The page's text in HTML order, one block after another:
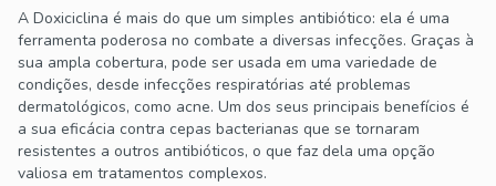
A Doxiciclina é mais do que um simples antibiótico: ela é uma
ferramenta poderosa no combate a diversas infecções. Graças à
sua ampla cobertura, pode ser usada em uma variedade de
condições, desde infecções respiratórias até problemas
dermatológicos, como acne. Um dos seus principais benefícios é
a sua eficácia contra cepas bacterianas que se tornaram
resistentes a outros antibióticos, o que faz dela uma opção
valiosa em tratamentos complexos.